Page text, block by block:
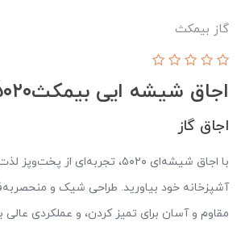
گاز بیمکث
اجاق شیشه ایی بیمکث۵۰۲۰
اجاق گاز
با اجاق شیشه‌ای ۵۰۲۰، تجربه‌ای از
آشپزخانه خود بیاورید. طراحی شیک و
مقاوم و آسان برای تمیز کردن، و عملکردی عالی